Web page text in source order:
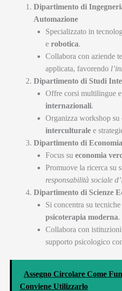
Dipartimento di
Automazione
Specializzato in
e robotica.
Collabora con aziende
applicata, favorendo
Dipartimento di Studi
Offre corsi multilingue
internazionali.
Organizza workshop su
interculturale e
Dipartimento di
Focus su economia
Promuove la ricerca su
responsabilità sociale
Dipartimento di Scienze
Si concentra su
psicoterapia moderna.
Collabora con
supporto psicologico
Assegno Circolare Come
Conviene Utilizzarlo